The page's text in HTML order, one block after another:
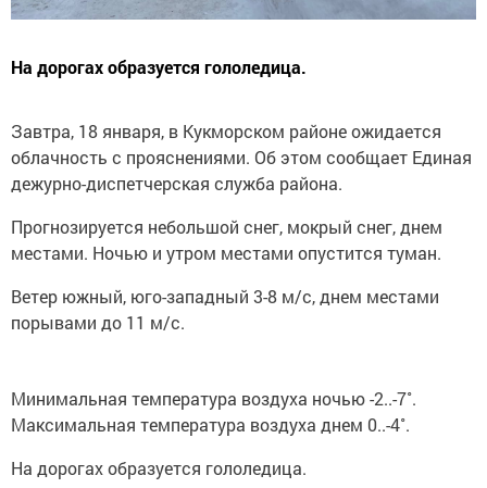
На дорогах образуется гололедица.
Завтра, 18 января, в Кукморском районе ожидается
облачность с прояснениями. Об этом сообщает Единая
дежурно-диспетчерская служба района.
Прогнозируется небольшой снег, мокрый снег, днем
местами. Ночью и утром местами опустится туман.
Ветер южный, юго-западный 3-8 м/с, днем местами
порывами до 11 м/с.
Минимальная температура воздуха ночью -2..-7˚.
Максимальная температура воздуха днем 0..-4˚.
На дорогах образуется гололедица.